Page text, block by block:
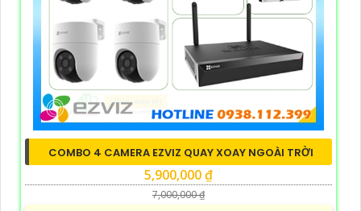
COMBO 4 CAMERA EZVIZ QUAY XOAY NGOÀI TRỜI
5,900,000 ₫
7,000,000 ₫